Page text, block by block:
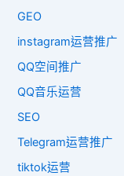
GEO
instagram运营推广
QQ空间推广
QQ音乐运营
SEO
Telegram运营推广
tiktok运营